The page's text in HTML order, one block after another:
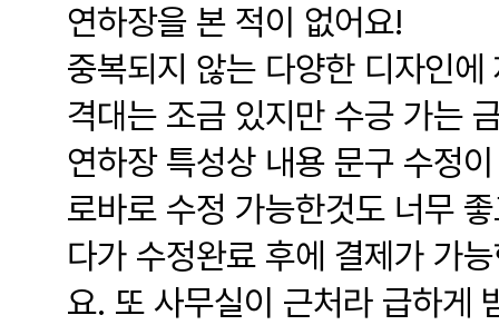
연하장을 본 적이 없어요!
중복되지 않는 다양한 디자인
격대는 조금 있지만 수긍 가는
연하장 특성상 내용 문구 수정
로바로 수정 가능한것도 너무
다가 수정완료 후에 결제가 가
요. 또 사무실이 근처라 급하게